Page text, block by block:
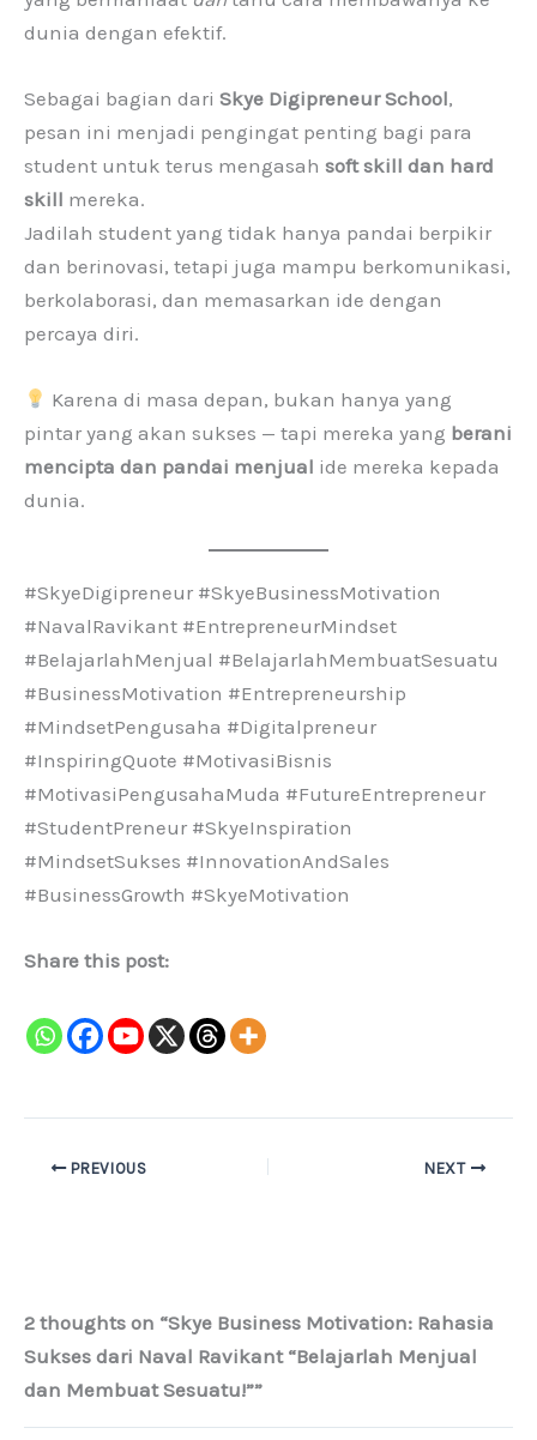
dunia dengan efektif.
Sebagai bagian dari Skye Digipreneur School,
pesan ini menjadi pengingat penting bagi para
student untuk terus mengasah soft skill dan hard
skill mereka.
Jadilah student yang tidak hanya pandai berpikir
dan berinovasi, tetapi juga mampu berkomunikasi,
berkolaborasi, dan memasarkan ide dengan
percaya diri.
Karena di masa depan, bukan hanya yang
pintar yang akan sukses — tapi mereka yang berani
mencipta dan pandai menjual ide mereka kepada
dunia.
#SkyeDigipreneur #SkyeBusinessMotivation
#NavalRavikant #EntrepreneurMindset
#BelajarlahMenjual #BelajarlahMembuatSesuatu
#BusinessMotivation #Entrepreneurship
#MindsetPengusaha #Digitalpreneur
#InspiringQuote #MotivasiBisnis
#MotivasiPengusahaMuda #FutureEntrepreneur
#StudentPreneur #SkyeInspiration
#MindsetSukses #InnovationAndSales
#BusinessGrowth #SkyeMotivation
Share this post:
PREVIOUS NEXT
2 thoughts on “Skye Business Motivation: Rahasia
Sukses dari Naval Ravikant “Belajarlah Menjual
dan Membuat Sesuatu!””